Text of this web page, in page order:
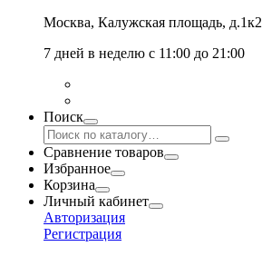
Москва, Калужская площадь, д.1к2
7 дней в неделю с 11:00 до 21:00
Поиск
Сравнение товаров
Избранное
Корзина
Личный кабинет
Авторизация
Регистрация